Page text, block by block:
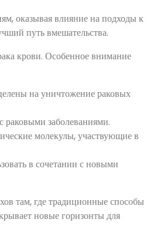
оказывая влияние на подходы к
путь вмешательства.
крови. Особенное внимание
на уничтожение раковых
заболеваниями.
молекулы, участвующие в
в сочетании с новыми
там, где традиционные способы
новые горизонты для